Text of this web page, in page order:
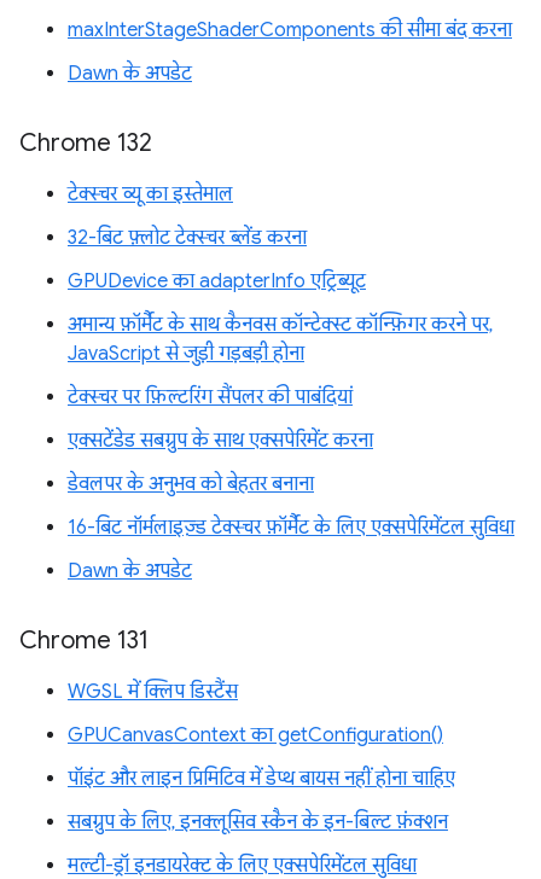
maxInterStageShaderComponents की सीमा बंद करना
Dawn के अपडेट
Chrome 132
टेक्स्चर व्यू का इस्तेमाल
32-बिट फ़्लोट टेक्स्चर ब्लेंड करना
GPUDevice का adapterInfo एट्रिब्यूट
अमान्य फ़ॉर्मैट के साथ कैनवस कॉन्टेक्स्ट कॉन्फ़िगर करने पर,
JavaScript से जुड़ी गड़बड़ी होना
टेक्स्चर पर फ़िल्टरिंग सैंपलर की पाबंदियां
एक्सटेंडेड सबग्रुप के साथ एक्सपेरिमेंट करना
डेवलपर के अनुभव को बेहतर बनाना
16-बिट नॉर्मलाइज़्ड टेक्स्चर फ़ॉर्मैट के लिए एक्सपेरिमेंटल सुविधा
Dawn के अपडेट
Chrome 131
WGSL में क्लिप डिस्टैंस
GPUCanvasContext का getConfiguration()
पॉइंट और लाइन प्रिमिटिव में डेप्थ बायस नहीं होना चाहिए
सबग्रुप के लिए, इनक्लूसिव स्कैन के इन-बिल्ट फ़ंक्शन
मल्टी-ड्रॉ इनडायरेक्ट के लिए एक्सपेरिमेंटल सुविधा